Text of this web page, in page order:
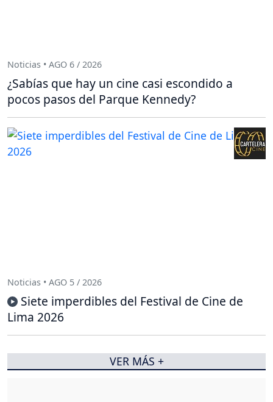
Noticias • AGO 6 / 2026
¿Sabías que hay un cine casi escondido a
pocos pasos del Parque Kennedy?
Noticias • AGO 5 / 2026
Siete imperdibles del Festival de Cine de
Lima 2026
VER MÁS +